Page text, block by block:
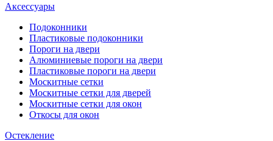
Аксессуары
Подоконники
Пластиковые подоконники
Пороги на двери
Алюминиевые пороги на двери
Пластиковые пороги на двери
Москитные сетки
Москитные сетки для дверей
Москитные сетки для окон
Откосы для окон
Остекление